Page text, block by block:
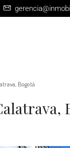
Bogotá